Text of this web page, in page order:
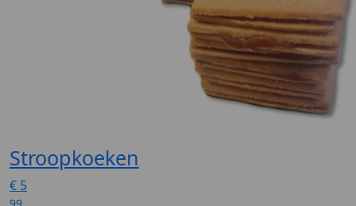
Stroopkoeken
€ 5